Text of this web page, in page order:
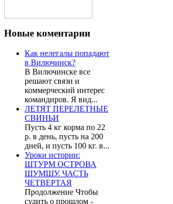
Новые коментарии
Как нелегалы попадают
в Вилючинск?
В Вилючинске все
решают связи и
коммерческий интерес
командиров. Я вид...
ЛЕТЯТ ПЕРЕЛЕТНЫЕ
СВИНЬИ
Пусть 4 кг корма по 22
р. в день, пусть на 200
дней, и пусть 100 кг. в...
Уроки истории:
ШТУРМ ОСТРОВА
ШУМШУ. ЧАСТЬ
ЧЕТВЕРТАЯ
Продолжение Чтобы
судить о прошлом -